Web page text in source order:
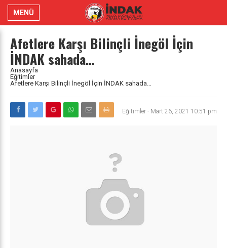
MENÜ
Afetlere Karşı Bilinçli İnegöl İçin
İNDAK sahada…
Anasayfa
Eğitimler
Afetlere Karşı Bilinçli İnegöl İçin İNDAK sahada…
Eğitimler - Mart 26, 2021 10:51 pm